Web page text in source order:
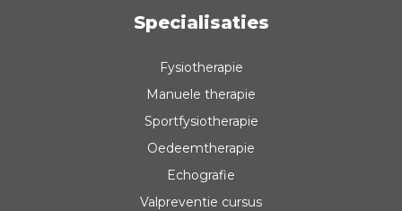
Specialisaties
Fysiotherapie
Manuele therapie
Sportfysiotherapie
Oedeemtherapie
Echografie
Valpreventie cursus